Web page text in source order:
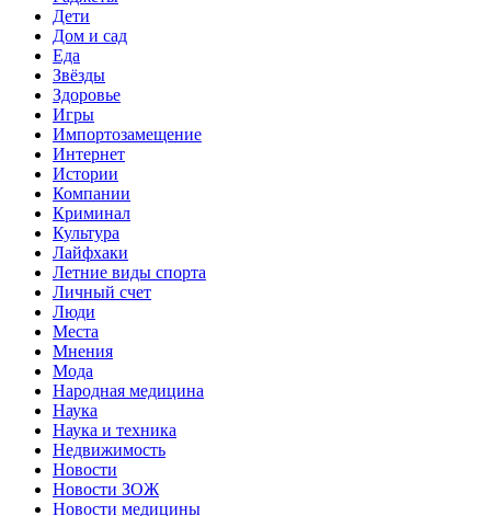
Дети
Дом и сад
Еда
Звёзды
Здоровье
Игры
Импортозамещение
Интернет
Истории
Компании
Криминал
Культура
Лайфхаки
Летние виды спорта
Личный счет
Люди
Места
Мнения
Мода
Народная медицина
Наука
Наука и техника
Недвижимость
Новости
Новости ЗОЖ
Новости медицины